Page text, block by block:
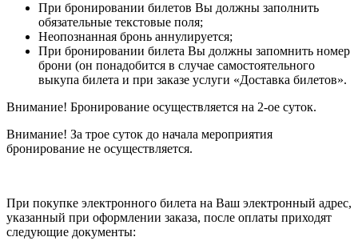
При бронировании билетов Вы должны заполнить
обязательные текстовые поля;
Неопознанная бронь аннулируется;
При бронировании билета Вы должны запомнить номер
брони (он понадобится в случае самостоятельного
выкупа билета и при заказе услуги «Доставка билетов».
Внимание! Бронирование осуществляется на 2-ое суток.
Внимание! За трое суток до начала мероприятия
бронирование не осуществляется.
При покупке электронного билета на Ваш электронный адрес,
указанный при оформлении заказа, после оплаты приходят
следующие документы: